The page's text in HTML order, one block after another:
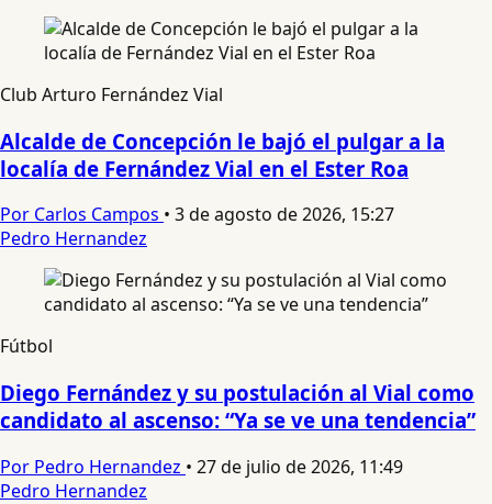
Club Arturo Fernández Vial
Alcalde de Concepción le bajó el pulgar a la
localía de Fernández Vial en el Ester Roa
Por Carlos Campos • 3 de agosto de 2026, 15:27
Pedro Hernandez
Fútbol
Diego Fernández y su postulación al Vial como
candidato al ascenso: “Ya se ve una tendencia”
Por Pedro Hernandez • 27 de julio de 2026, 11:49
Pedro Hernandez